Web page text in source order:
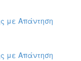
με Απάντηση
με Απάντηση